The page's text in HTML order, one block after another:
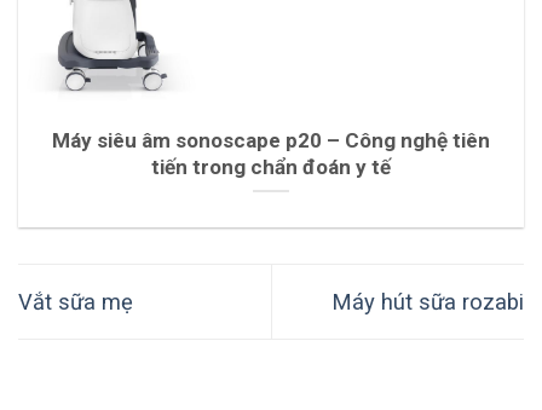
Máy siêu âm sonoscape p20 – Công nghệ tiên
tiến trong chẩn đoán y tế
Vắt sữa mẹ Máy hút sữa rozabi